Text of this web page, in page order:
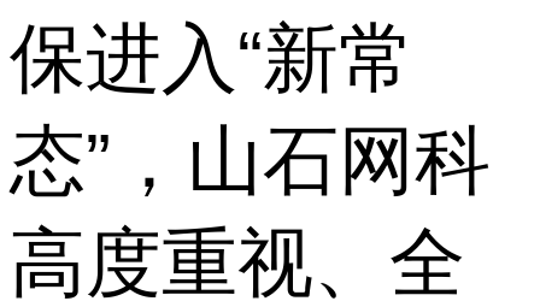
保进入“新常
态”，山石网科
高度重视、全